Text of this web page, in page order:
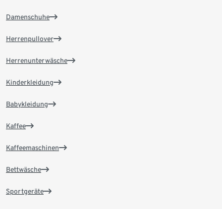
Damenschuhe
Herrenpullover
Herrenunterwäsche
Kinderkleidung
Babykleidung
Kaffee
Kaffeemaschinen
Bettwäsche
Sportgeräte